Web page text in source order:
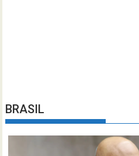
BRASIL